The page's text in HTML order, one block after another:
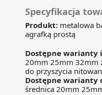
Specyfikacja
Produkt: metalowa
agrafką prostą
Dostępne warianty
20mm 25mm 32mm
do przyszycia
Dostępne warianty
średnica 20mm